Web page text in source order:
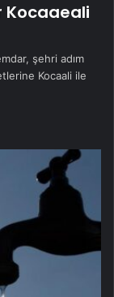
Kocaaeali
şehri adım
Kocaali ile